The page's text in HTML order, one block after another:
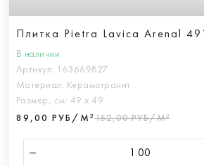
Плитка Pietra Lavica Arenal
В наличии
Артикул: 163669827
Материал: Керамогранит
Размер, см: 49 х 49
89,00 РУБ/М²162,00 РУБ/М²